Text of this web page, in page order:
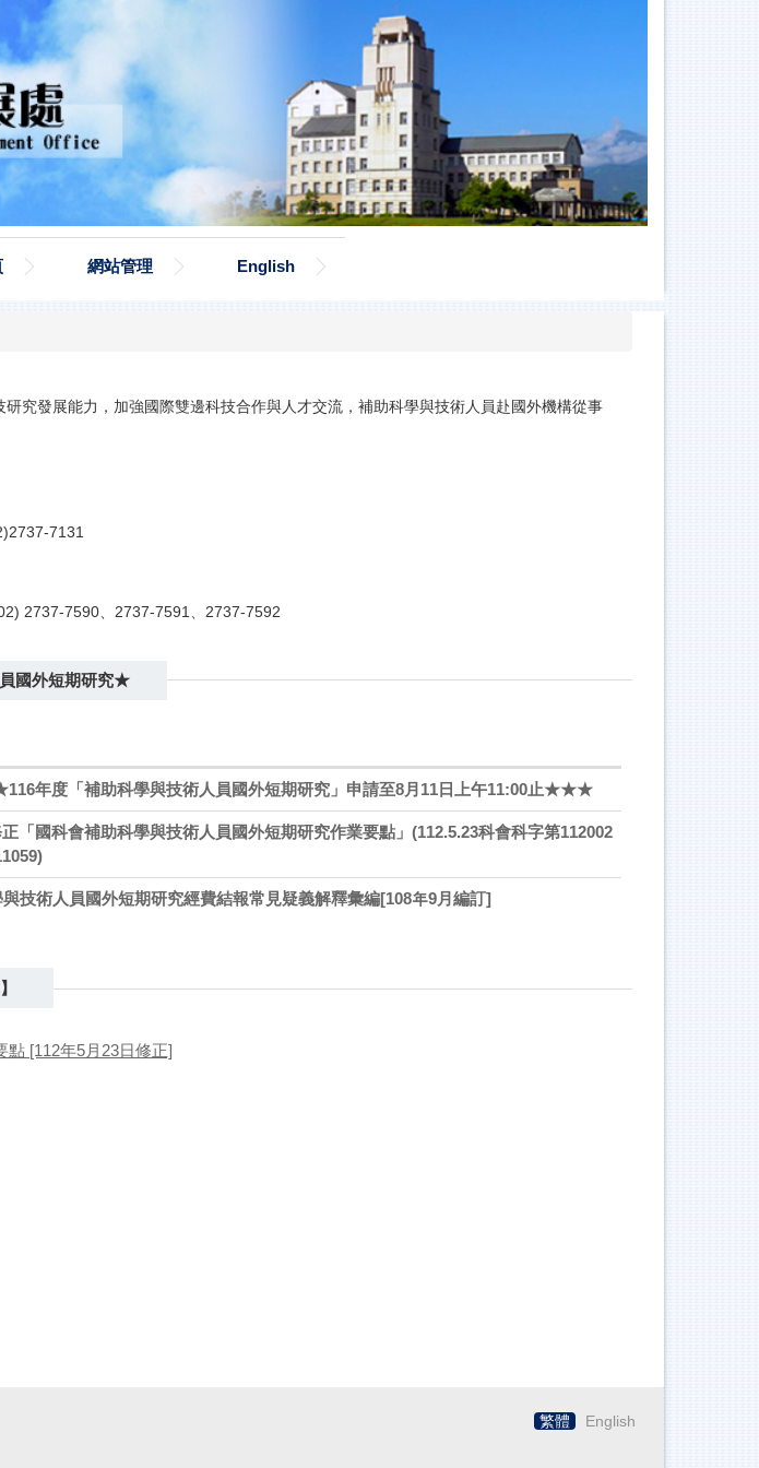
網站管理 English
究發展能力，加強國際雙邊科技合作與人才交流，補助科學與技術人員赴國外機構從事
7131
2737-7590、2737-7591、2737-7592
國外短期研究★
年度「補助科學與技術人員國外短期研究」申請至8月11日上午11:00止★★★
「國科會補助科學與技術人員國外短期研究作業要點」(112.5.23科會科字第112002
技術人員國外短期研究經費結報常見疑義解釋彙編[108年9月編訂]
[112年5月23日修正]
繁體 English